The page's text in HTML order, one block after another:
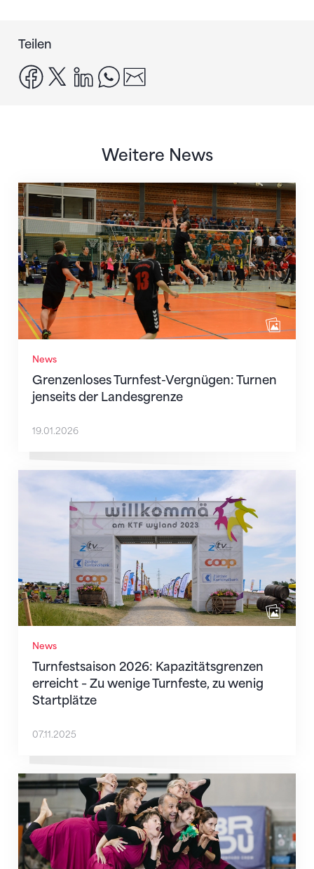
Teilen
facebook
x linkedinwhatsapp
Weitere News
News
Grenzenloses Turnfest-Vergnügen: Turnen
jenseits der Landesgrenze
Grenzenloses Turnfest-Vergnügen: Turnen jenseits
19.01.2026
News
Turnfestsaison 2026: Kapazitätsgrenzen
erreicht – Zu wenige Turnfeste, zu wenig
Startplätze
Turnfestsaison 2026: Kapazitätsgrenzen erreicht –
07.11.2025
Turnfeste 2026: Die Auswahl ist klein